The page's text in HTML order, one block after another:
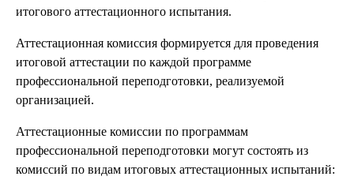
итогового аттестационного испытания.
Аттестационная комиссия формируется для проведения
итоговой аттестации по каждой программе
профессиональной переподготовки, реализуемой
организацией.
Аттестационные комиссии по программам
профессиональной переподготовки могут состоять из
комиссий по видам итоговых аттестационных испытаний: